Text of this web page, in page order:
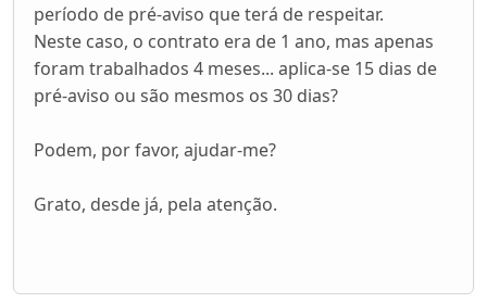
período de pré-aviso que terá de respeitar.
Neste caso, o contrato era de 1 ano, mas apenas
foram trabalhados 4 meses... aplica-se 15 dias de
pré-aviso ou são mesmos os 30 dias?
Podem, por favor, ajudar-me?
Grato, desde já, pela atenção.